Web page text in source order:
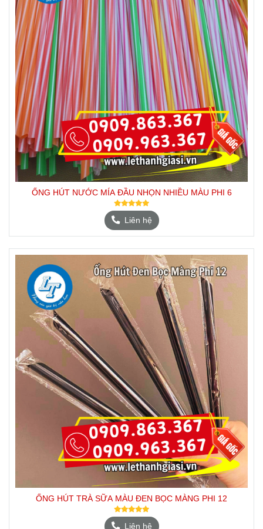
ỐNG HÚT NƯỚC MÍA ĐẦU NHỌN NHIỀU MÀU PHI 6
Liên hệ
ỐNG HÚT TRÀ SỮA MÀU ĐEN BỌC MÀNG PHI 12
Liên hệ